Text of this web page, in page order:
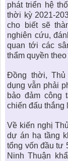
phát triển hệ
thời kỳ 2021-
cho biết sẽ
nghiên cứu,
quan tới các
thẩm quyền
Đồng thời,
dụng vẫn phải
bảo đảm công
chiến đấu thắng
Về kiến nghị
dự án hạ tầng
tổng vốn đầu tư
Ninh Thuận